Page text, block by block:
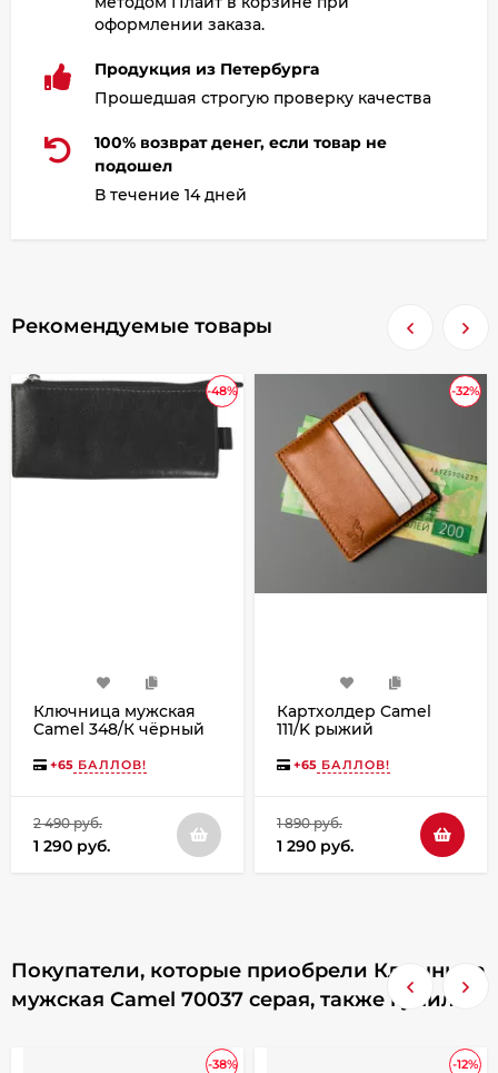
оформлении заказа.
Продукция из Петербурга
Прошедшая строгую проверку качества
100% возврат денег, если товар не
подошел
В течение 14 дней
Рекомендуемые товары
-48%
Ключница мужская
Camel 348/К чёрный
+65 БАЛЛОВ!
2 490 руб.
1 290 руб.
-32%
Картхолдер Camel
111/K рыжий
+65 БАЛЛОВ!
1 890 руб.
1 290 руб.
Покупатели, которые приобрели Ключница
мужская Camel 70037 серая, также купили
-38% -12%